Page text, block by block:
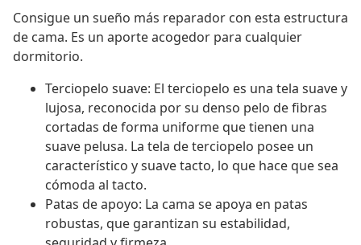
Consigue un sueño más reparador con esta estructura
de cama. Es un aporte acogedor para cualquier
dormitorio.
Terciopelo suave: El terciopelo es una tela suave y
lujosa, reconocida por su denso pelo de fibras
cortadas de forma uniforme que tienen una
suave pelusa. La tela de terciopelo posee un
característico y suave tacto, lo que hace que sea
cómoda al tacto.
Patas de apoyo: La cama se apoya en patas
robustas, que garantizan su estabilidad,